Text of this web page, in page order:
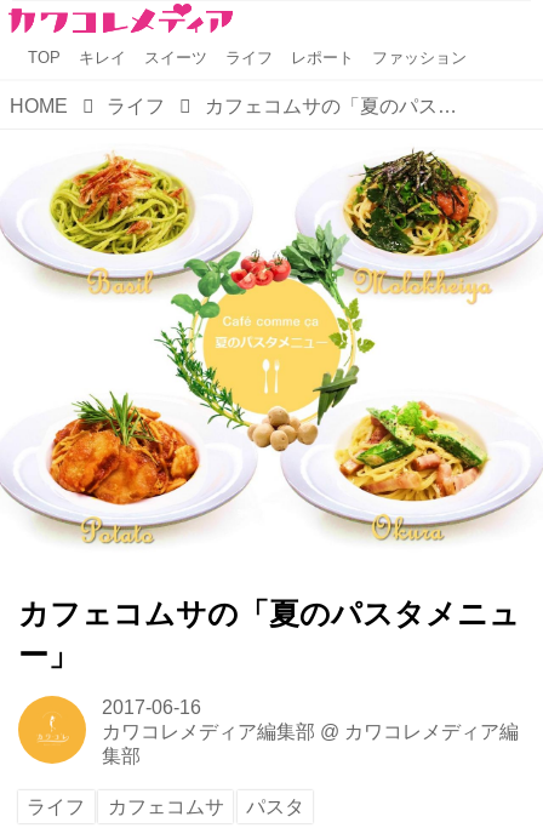
TOP キレイ スイーツ ライフ レポート ファッション
HOME ライフ カフェコムサの「夏のパスタメニュー」
カフェコムサの「夏のパスタメニュ
ー」
2017-06-16
カワコレメディア編集部 @ カワコレメディア編
集部
ライフ カフェコムサ パスタ